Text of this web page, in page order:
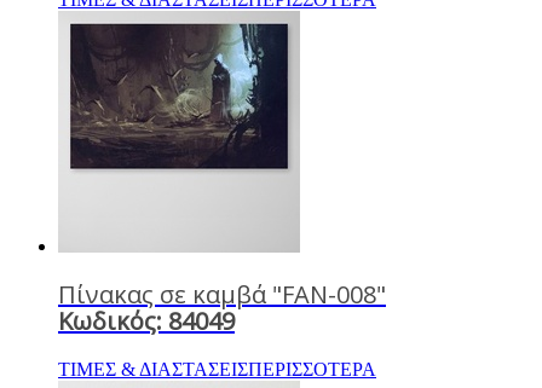
Πίνακας σε καμβά "FAN-008"
Κωδικός: 84049
ΤΙΜΕΣ & ΔΙΑΣΤΑΣΕΙΣΠΕΡΙΣΣΟΤΕΡΑ